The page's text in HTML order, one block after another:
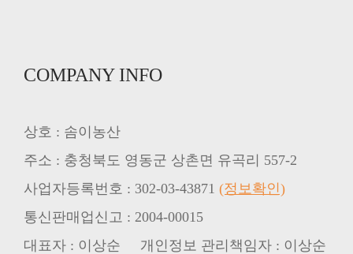
COMPANY INFO
상호 : 솜이농산
주소 : 충청북도 영동군 상촌면 유곡리 557-2
사업자등록번호 : 302-03-43871 (정보확인)
통신판매업신고 : 2004-00015
대표자 : 이상순 개인정보 관리책임자 : 이상순